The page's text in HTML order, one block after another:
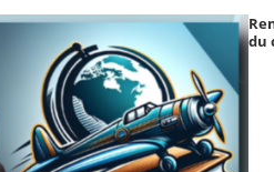
du